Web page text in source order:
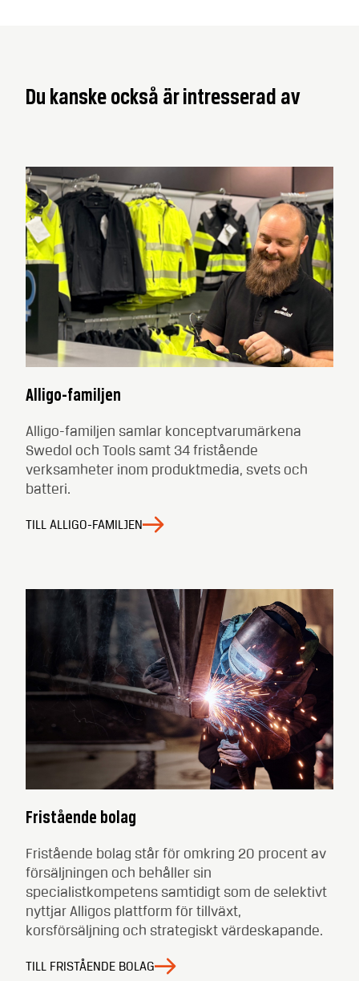
Du kanske också är intresserad av
Alligo-familjen
Alligo-familjen samlar konceptvarumärkena
Swedol och Tools samt 34 fristående
verksamheter inom produktmedia, svets och
batteri.
TILL ALLIGO-FAMILJEN
Fristående bolag
Fristående bolag står för omkring 20 procent av
försäljningen och behåller sin
specialistkompetens samtidigt som de selektivt
nyttjar Alligos plattform för tillväxt,
korsförsäljning och strategiskt värdeskapande.
TILL FRISTÅENDE BOLAG